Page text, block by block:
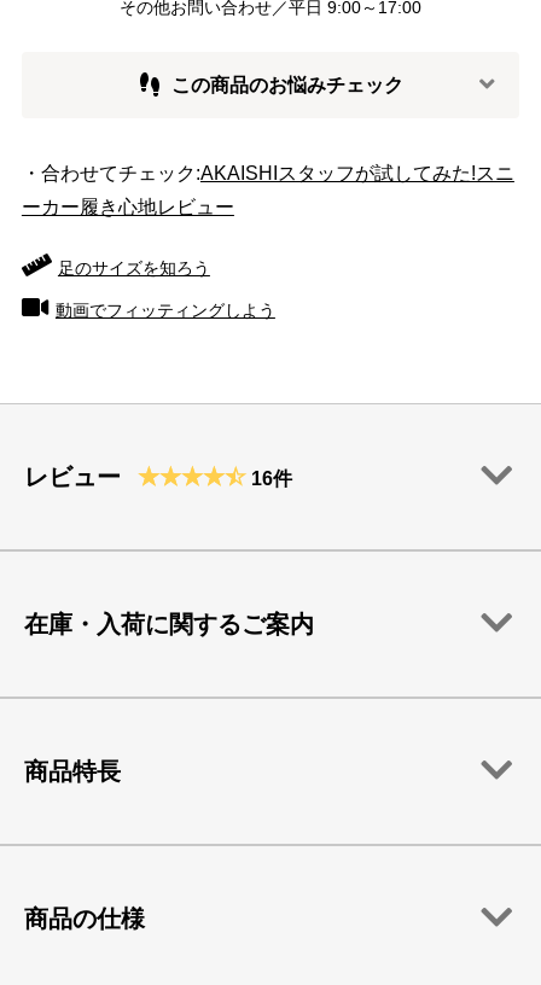
その他お問い合わせ／平日 9:00～17:00
この商品のお悩みチェック
・合わせてチェック:AKAISHIスタッフが試してみた!スニ
ーカー履き心地レビュー
足のサイズを知ろう
動画でフィッティングしよう
レビュー 16件
在庫・入荷に関するご案内
商品特長
商品の仕様